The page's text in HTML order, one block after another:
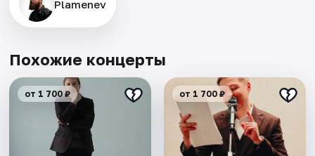
Plamenev
Похожие концерты
от 1 700 ₽ от 1 700 ₽